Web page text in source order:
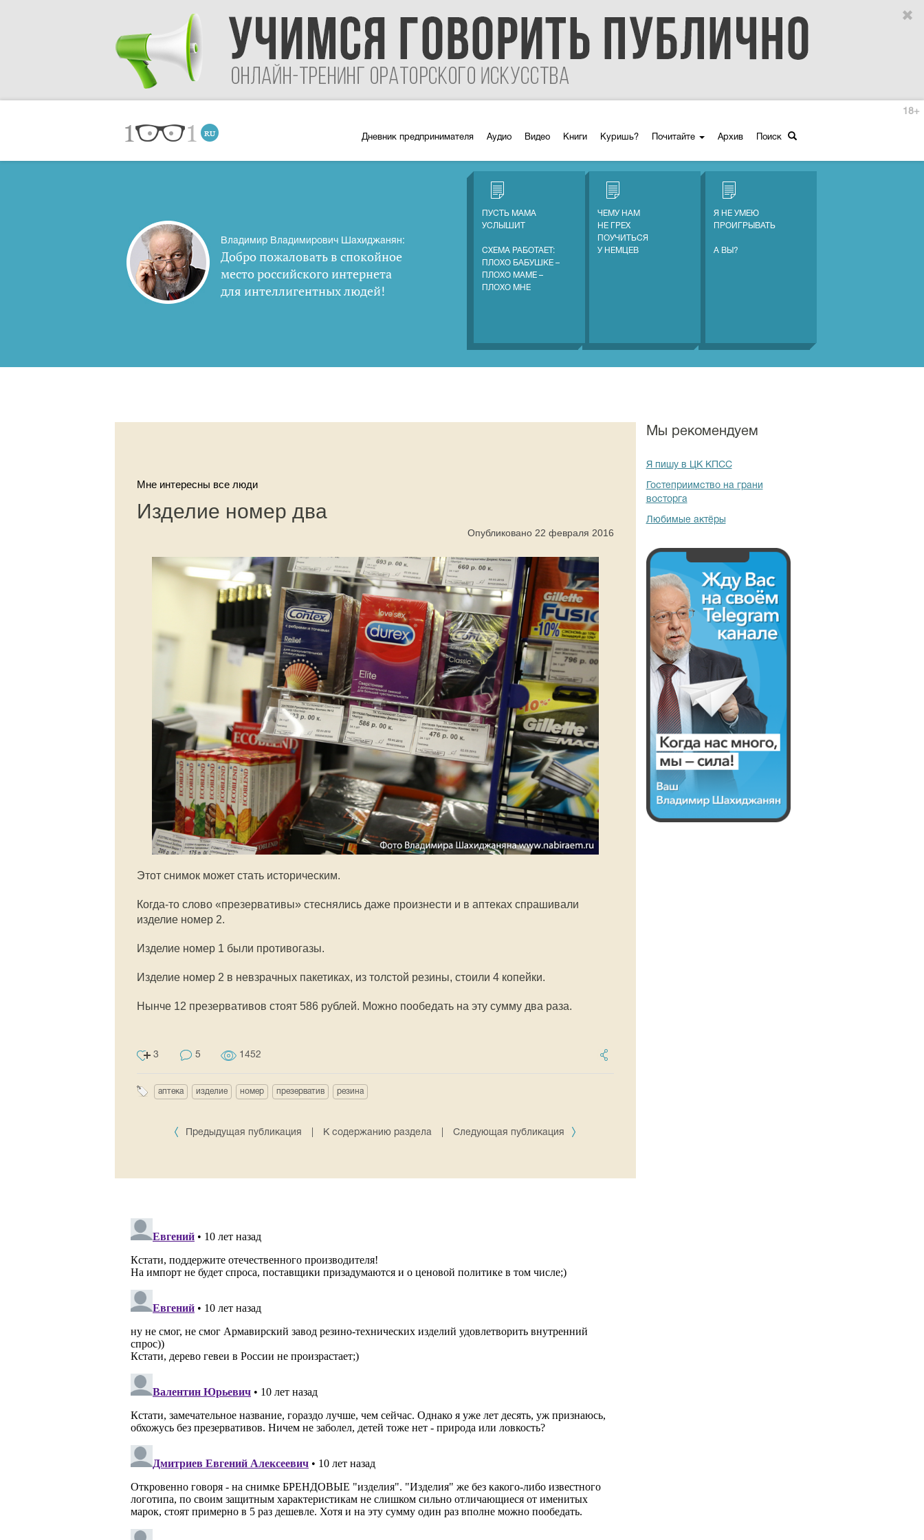
Дневник предпринимателя Аудио Видео Книги Куришь? Почитайте Архив Поиск
18+
Владимир Владимирович Шахиджанян:
Добро пожаловать в спокойное
место российского интернета
для интеллигентных людей!
ПУСТЬ МАМА
УСЛЫШИТ
СХЕМА РАБОТАЕТ:
ПЛОХО БАБУШКЕ –
ПЛОХО МАМЕ –
ПЛОХО МНЕ
ЧЕМУ НАМ
НЕ ГРЕХ
ПОУЧИТЬСЯ
У НЕМЦЕВ
Я НЕ УМЕЮ
ПРОИГРЫВАТЬ
А ВЫ?
Мне интересны все люди
Изделие номер два
Опубликовано 22 февраля 2016
Этот снимок может стать историческим.
Когда-то слово «презервативы» стеснялись даже произнести и в аптеках спрашивали
изделие номер 2.
Изделие номер 1 были противогазы.
Изделие номер 2 в невзрачных пакетиках, из толстой резины, стоили 4 копейки.
Нынче 12 презервативов стоят 586 рублей. Можно пообедать на эту сумму два раза.
3 5 1452
аптека изделие номер презерватив резина
Предыдущая публикация К содержанию раздела Следующая публикация
Мы рекомендуем
Я пишу в ЦК КПСС
Гостеприимство на грани
восторга
Любимые актёры